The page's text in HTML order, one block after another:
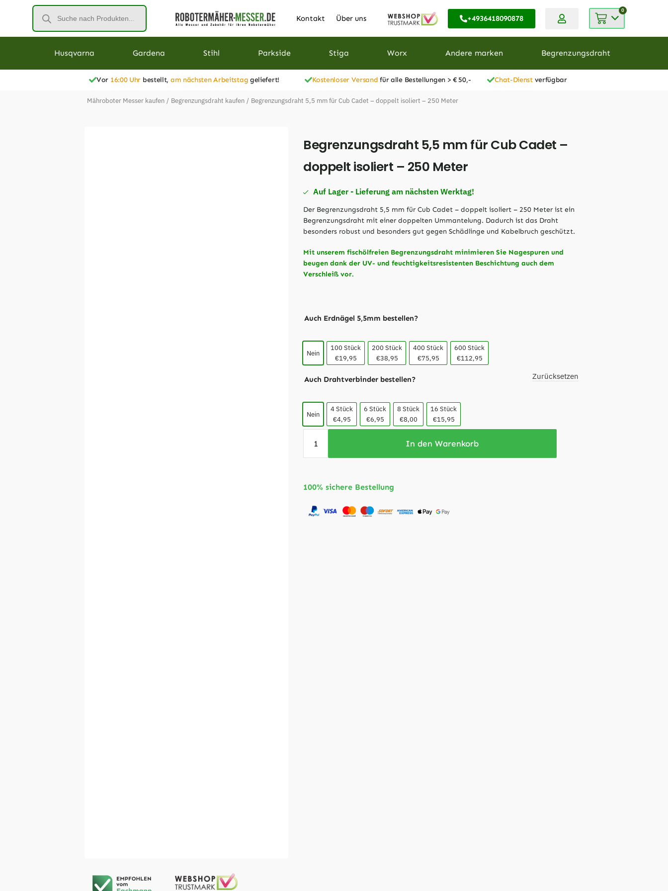
Kontakt Über uns +4936418090878
0
Husqvarna Gardena Stihl Parkside Stiga Worx Andere marken Begrenzungsdraht
Vor 16:00 Uhr bestellt, am nächsten Arbeitstag geliefert! Kostenloser Versand für alle Bestellungen > € 50,- Chat-Dienstverfügbar
Mähroboter Messer kaufen / Begrenzungsdraht kaufen / Begrenzungsdraht 5,5 mm für Cub Cadet – doppelt isoliert – 250 Meter
Begrenzungsdraht 5,5 mm für Cub Cadet –
doppelt isoliert – 250 Meter
Auf Lager - Lieferung am nächsten Werktag!
Der Begrenzungsdraht 5,5 mm für Cub Cadet – doppelt isoliert – 250 Meter ist ein
Begrenzungsdraht mit einer doppelten Ummantelung. Dadurch ist das Draht
besonders robust und besonders gut gegen Schädlinge und Kabelbruch geschützt.
Mit unserem fischölfreien Begrenzungsdraht minimieren Sie Nagespuren und
beugen dank der UV- und feuchtigkeitsresistenten Beschichtung auch dem
Verschleiß vor.
Auch Erdnägel 5,5mm bestellen?
Nein
100 Stück
€19,95
200 Stück
€38,95
400 Stück
€75,95
600 Stück
€112,95
Auch Drahtverbinder bestellen?
Nein
4 Stück
€4,95
6 Stück
€6,95
8 Stück
€8,00
16 Stück
€15,95
Zurücksetzen
In den Warenkorb
100% sichere Bestellung